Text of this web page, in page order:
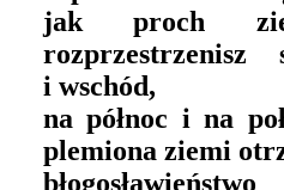
jak proch
i wschód,
na północ i na
plemiona ziemi